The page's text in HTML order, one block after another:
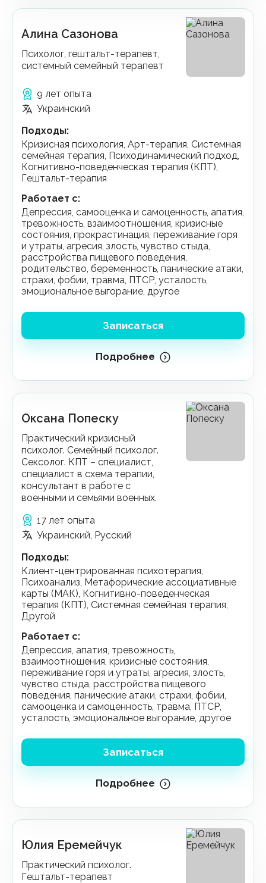
Алина Сазонова
Психолог, гештальт-терапевт,
системный семейный терапевт
9 лет опыта
Украинский
Подходы:
Кризисная психология, Арт-терапия, Системная
семейная терапия, Психодинамический подход,
Когнитивно-поведенческая терапия (КПТ),
Гештальт-терапия
Работает с:
депрессия, самооценка и самоценность, апатия,
тревожность, взаимоотношения, кризисные
состояния, прокрастинация, переживание горя
и утраты, агресия, злость, чувство стыда,
расстройства пищевого поведения,
родительство, беременность, панические атаки,
страхи, фобии, травма, ПТСР, усталость,
эмоциональное выгорание, другое
Записаться
Подробнее
Оксана Попеску
Практический кризисный
психолог. Семейный психолог.
Сексолог. КПТ – специалист,
специалист в схема терапии,
консультант в работе с
военными и семьями военных.
17 лет опыта
Украинский, Русский
Подходы:
Клиент-центрированная психотерапия,
Психоанализ, Метафорические ассоциативные
карты (МАК), Когнитивно-поведенческая
терапия (КПТ), Системная семейная терапия,
Другой
Работает с:
депрессия, апатия, тревожность,
взаимоотношения, кризисные состояния,
переживание горя и утраты, агресия, злость,
чувство стыда, расстройства пищевого
поведения, панические атаки, страхи, фобии,
самооценка и самоценность, травма, ПТСР,
усталость, эмоциональное выгорание, другое
Записаться
Подробнее
Юлия Еремейчук
Практический психолог.
Гештальт-терапевт